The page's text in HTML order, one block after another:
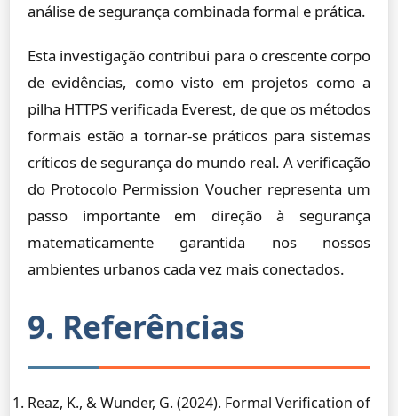
análise de segurança combinada formal e prática.
Esta investigação contribui para o crescente corpo
de evidências, como visto em projetos como a
pilha HTTPS verificada Everest, de que os métodos
formais estão a tornar-se práticos para sistemas
críticos de segurança do mundo real. A verificação
do Protocolo Permission Voucher representa um
passo importante em direção à segurança
matematicamente garantida nos nossos
ambientes urbanos cada vez mais conectados.
9. Referências
Reaz, K., & Wunder, G. (2024). Formal Verification of